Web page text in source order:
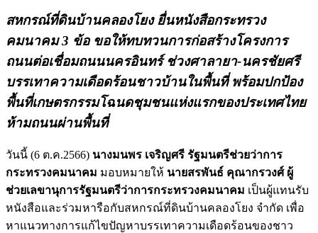
สหกรณ์ที่ดินบ้านคลองโยง ยื่นหนังสือกระทรวง
คมนาคม 3 ข้อ ขอให้ทบทวนการก่อสร้างโครงการ
ถนนต่อเชื่อมถนนนครอินทร์ ช่วงศาลายา-นครชัยศรี
บรรเทาความเดือดร้อนชาวบ้านในพื้นที่ พร้อมปกป้อง
พื้นที่เกษตรกรรมโฉนดชุมชนแห่งแรกของประเทศไทย
ห้ามถนนผ่านพื้นที่
วันนี้ (6 ต.ค.2566) นางมนพร เจริญศรี รัฐมนตรีช่วยว่าการ
กระทรวงคมนาคม มอบหมายให้ นายสรพันธ์ คุณากรวงศ์ ผู้
ช่วยเลขานุการรัฐมนตรีว่าการกระทรวงคมนาคม เป็นผู้แทนรับ
หนังสือและร่วมหารือกับสหกรณ์ที่ดินบ้านคลองโยง จำกัด เพื่อ
หาแนวทางการแก้ไขปัญหาบรรเทาความเดือดร้อนของชาว